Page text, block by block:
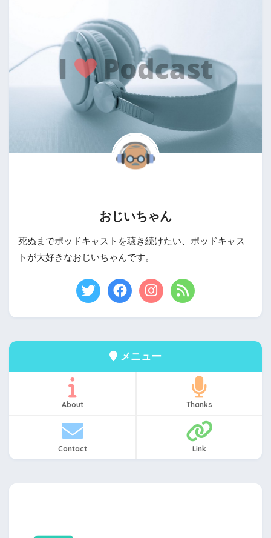
おじいちゃん
死ぬまでポッドキャストを聴き続けたい、ポッドキャス
トが大好きなおじいちゃんです。
メニュー
About Thanks
Contact Link